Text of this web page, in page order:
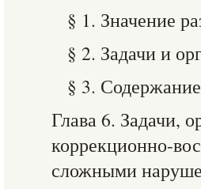
§ 1. Значение
§ 2. Задачи и
§ 3.
Глава 6. Задачи,
коррекционно-
сложными